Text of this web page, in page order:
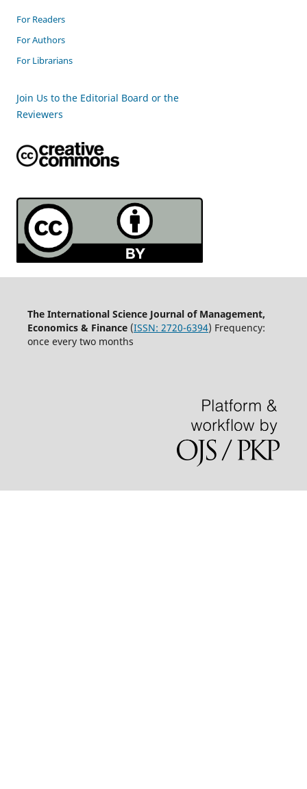
For Readers
For Authors
For Librarians
Join Us to the Editorial Board or the
Reviewers
The International Science Journal of Management,
Economics & Finance(ISSN: 2720-6394) Frequency:
once every two months